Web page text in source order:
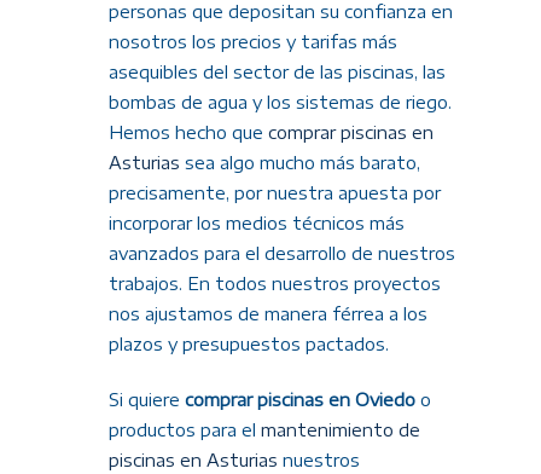
personas que depositan su confianza en
nosotros los precios y tarifas más
asequibles del sector de las piscinas, las
bombas de agua y los sistemas de riego.
Hemos hecho que comprar piscinas en
Asturias sea algo mucho más barato,
precisamente, por nuestra apuesta por
incorporar los medios técnicos más
avanzados para el desarrollo de nuestros
trabajos. En todos nuestros proyectos
nos ajustamos de manera férrea a los
plazos y presupuestos pactados.
Si quiere comprar piscinas en Oviedoo
productos para el mantenimiento de
piscinas en Asturias nuestros